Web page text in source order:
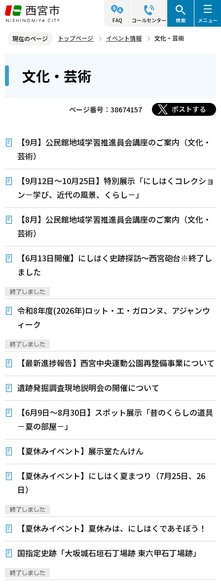
こ
の
ジ
先
FAQ コールセンター 検索 メニュー
現在のページ トップページ イベント情報 文化・芸術
こ
文化・芸術
ページ番号：38674157 ポストする
【9月】公民館地域学習推進員会講座のご案内（文化・
芸術）
【9月12日～10月25日】特別展示「にしはくコレクショ
ン－学び、近代の風景、くらし－」
【8月】公民館地域学習推進員会講座のご案内（文化・
芸術）
【6月13日開催】にしはく史跡探訪～西宮砲台※終了し
ました
令和8年度(2026年)ロット・エ・ガロンヌ、アジャンウ
ィーク
【最新進捗報告】西宮中央運動公園再整備事業について
遺跡発掘調査現地説明会の開催について
【6月9日～8月30日】スポット展示「昔のくらしの道具
－夏の部屋－」
【夏休みイベント】展示室たんけん
【夏休みイベント】にしはく夏まつり（7月25日、26
日）
【夏休みイベント】夏休みは、にしはくであそぼう！
国指定史跡「大坂城石垣石丁場跡 東六甲石丁場跡」